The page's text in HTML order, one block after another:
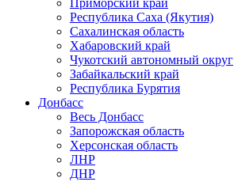
Приморский край
Республика Саха (Якутия)
Сахалинская область
Хабаровский край
Чукотский автономный округ
Забайкальский край
Республика Бурятия
Донбасс
Весь Донбасс
Запорожская область
Херсонская область
ЛНР
ДНР